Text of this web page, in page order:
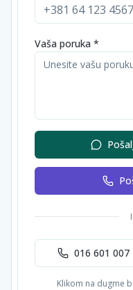
Vaša poruka *
016 601 007
Klikom na dugme